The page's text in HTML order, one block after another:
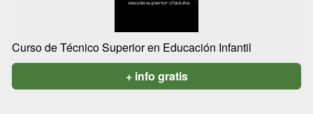
Curso de Técnico Superior en Educación Infantil
+ info gratis